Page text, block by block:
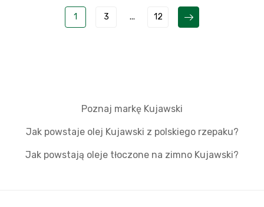
1 3 ... 12
Poznaj markę Kujawski
Jak powstaje olej Kujawski z polskiego rzepaku?
Jak powstają oleje tłoczone na zimno Kujawski?